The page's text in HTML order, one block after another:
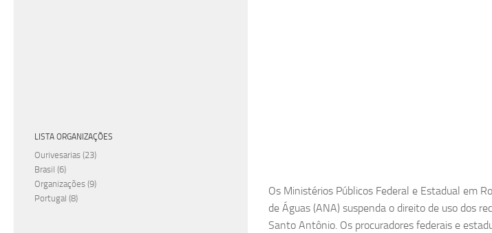
Os Ministérios Públicos Federal e Estadual em
de Águas (ANA) suspenda o direito de uso dos
Santo Antônio. Os procuradores federais e
LISTA ORGANIZAÇÕES
Ourivesarias (23)
Brasil (6)
Organizações (9)
Portugal (8)